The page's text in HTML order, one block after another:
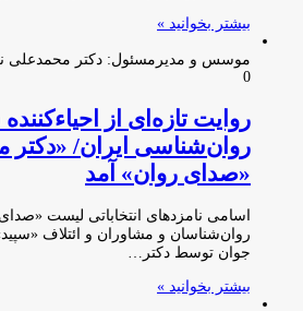
بیشتر بخوانید »
موسس و مدیرمسئول: دکتر محمدعلی
0
روایت تازه‌ای از
روان‌شناسی ایران/ «دکتر
«صدای روان» آمد
اسامی نامزدهای انتخاباتی لیست
روان‌شناسان و مشاوران و ائتلاف
جوان توسط دکتر…
بیشتر بخوانید »